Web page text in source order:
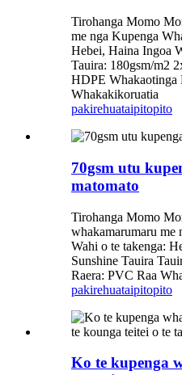
Tirohanga Momo
me nga Kupenga
Hebei, Haina Ingoa
Tauira: 180gsm/m2
HDPE Whakaotinga
Whakakikoruatia
pakirehuataipitopito
70gsm utu
matomato
Tirohanga Momo
whakamarumaru me
Wahi o te takenga:
Sunshine Tauira
Raera: PVC Raa
pakirehuataipitopito
Ko te kupenga